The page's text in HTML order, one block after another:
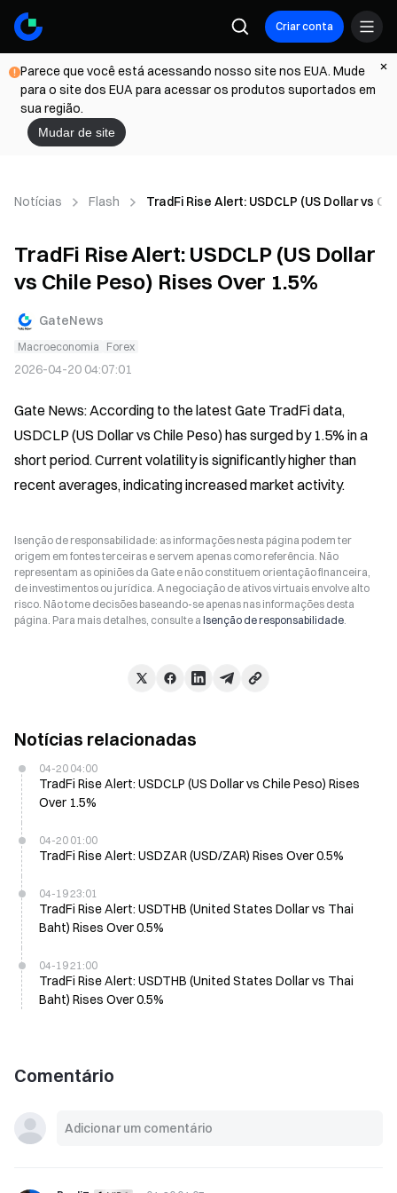
Criar conta
Parece que você está acessando nosso site nos EUA. Mude
para o site dos EUA para acessar os produtos suportados em
sua região.
Mudar de site
Notícias Flash TradFi Rise Alert: USDCLP (US Dollar vs
TradFi Rise Alert: USDCLP (US Dollar
vs Chile Peso) Rises Over 1.5%
GateNews
Macroeconomia Forex
2026-04-20 04:07:01
Gate News: According to the latest Gate TradFi data,
USDCLP (US Dollar vs Chile Peso) has surged by 1.5% in a
short period. Current volatility is significantly higher than
recent averages, indicating increased market activity.
Isenção de responsabilidade: as informações nesta página podem ter
origem em fontes terceiras e servem apenas como referência. Não
representam as opiniões da Gate e não constituem orientação financeira,
de investimentos ou jurídica. A negociação de ativos virtuais envolve alto
risco. Não tome decisões baseando-se apenas nas informações desta
página. Para mais detalhes, consulte a Isenção de responsabilidade.
Notícias relacionadas
04-20 04:00
TradFi Rise Alert: USDCLP (US Dollar vs Chile Peso) Rises
Over 1.5%
04-20 01:00
TradFi Rise Alert: USDZAR (USD/ZAR) Rises Over 0.5%
04-19 23:01
TradFi Rise Alert: USDTHB (United States Dollar vs Thai
Baht) Rises Over 0.5%
04-19 21:00
TradFi Rise Alert: USDTHB (United States Dollar vs Thai
Baht) Rises Over 0.5%
Comentário